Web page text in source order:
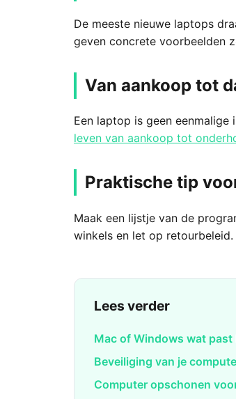
De meeste nieuwe laptops
geven concrete voorbeelden
Van aankoop tot
Een laptop is geen
leven van aankoop tot
Praktische tip
Maak een lijstje van de
winkels en let op
Lees verder
Mac of Windows wat
Beveiliging van je
Computer opschonen